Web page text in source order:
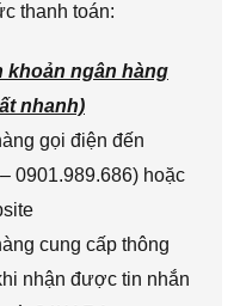
thanh toán:
khoản ngân hàng
nhanh)
gọi điện đến
0901.989.686) hoặc
cung cấp thông
nhận được tin nhắn